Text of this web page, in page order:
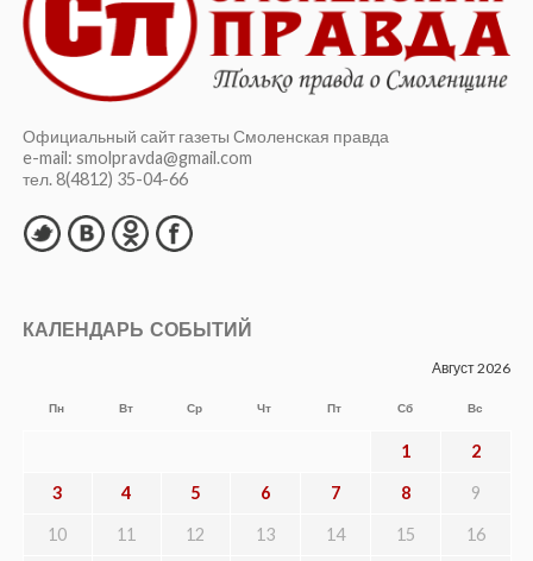
Официальный сайт газеты Смоленская правда
e-mail: smolpravda@gmail.com
тел. 8(4812) 35-04-66
КАЛЕНДАРЬ СОБЫТИЙ
Август 2026
Пн Вт Ср Чт Пт Сб Вс
1 2
3 4 5 6 7 8 9
10 11 12 13 14 15 16